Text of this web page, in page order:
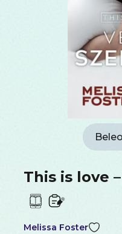
This is love
Melissa Foster